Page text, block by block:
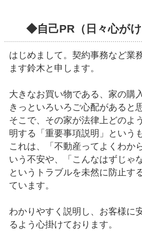
◆自己PR（日々心がけ
はじめまして。契約事務など業
ます鈴木と申します。
大きなお買い物である、家の購入
きっといろいろご心配があると
そこで、その家が法律上どのよ
明する「重要事項説明」という
これは、「不動産ってよくわか
いう不安や、「こんなはずじゃ
というトラブルを未然に防止す
ています。
わかりやすく説明し、お客様に
るよう心掛けております。